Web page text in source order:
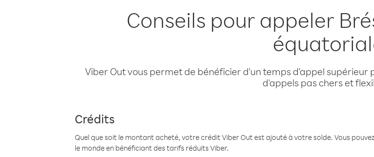
Conseils pour appeler
Viber Out vous permet de bénéficier d'un temps d'appel supérieur
d'appels pas chers et
Crédits
Quel que soit le montant acheté, votre crédit Viber Out est ajouté à votre solde. Vous
le monde en bénéficiant des tarifs réduits Viber.